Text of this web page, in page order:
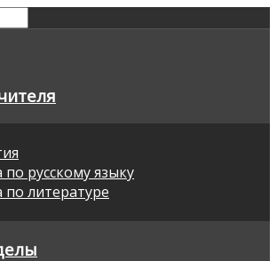
русскому языку
литературе